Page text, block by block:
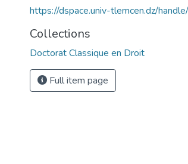
https://dspace.univ-tlemcen.dz/
Collections
Doctorat Classique en Droit
Full item page